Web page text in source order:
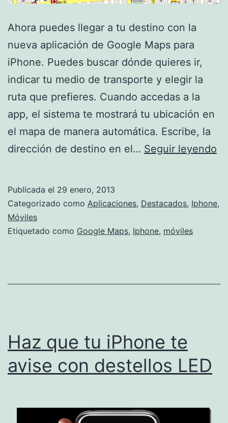
Ahora puedes llegar a tu destino con la
nueva aplicación de Google Maps para
iPhone. Puedes buscar dónde quieres ir,
indicar tu medio de transporte y elegir la
ruta que prefieres. Cuando accedas a la
app, el sistema te mostrará tu ubicación en
el mapa de manera automática. Escribe, la
dirección de destino en el… Seguir leyendo
Publicada el 29 enero, 2013
Categorizado como Aplicaciones, Destacados, Iphone,
Móviles
Etiquetado como Google Maps, Iphone, móviles
Haz que tu iPhone te
avise con destellos LED